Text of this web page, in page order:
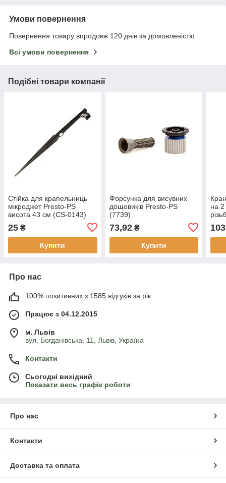
Умови повернення
Повернення товару впродовж 120 днів за домовленістю
Всі умови повернення
Подібні товари компанії
Стійка для крапельниць
мікроджет Presto-PS
висота 43 см (CS-0143)
25 ₴
Купити
Форсунка для висувних
дощовиків Presto-PS
(7739)
73,92₴
Купити
на 2
Про нас
100% позитивних з 1585 відгуків за рік
Працює з 04.12.2015
м. Львів
вул. Богданівська, 11, Львів, Україна
Контакти
Сьогодні вихідний
Показати весь графік роботи
Про нас
Контакти
Доставка та оплата